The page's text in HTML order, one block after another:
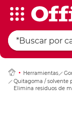
Herramientas
Quitagoma / solvente
Elimina residuos de